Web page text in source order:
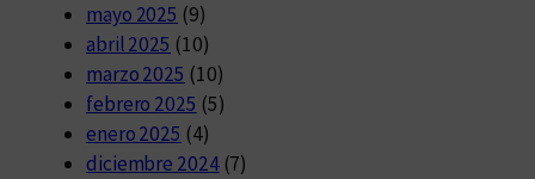
mayo 2025 (9)
abril 2025 (10)
marzo 2025 (10)
febrero 2025 (5)
enero 2025 (4)
diciembre 2024(7)